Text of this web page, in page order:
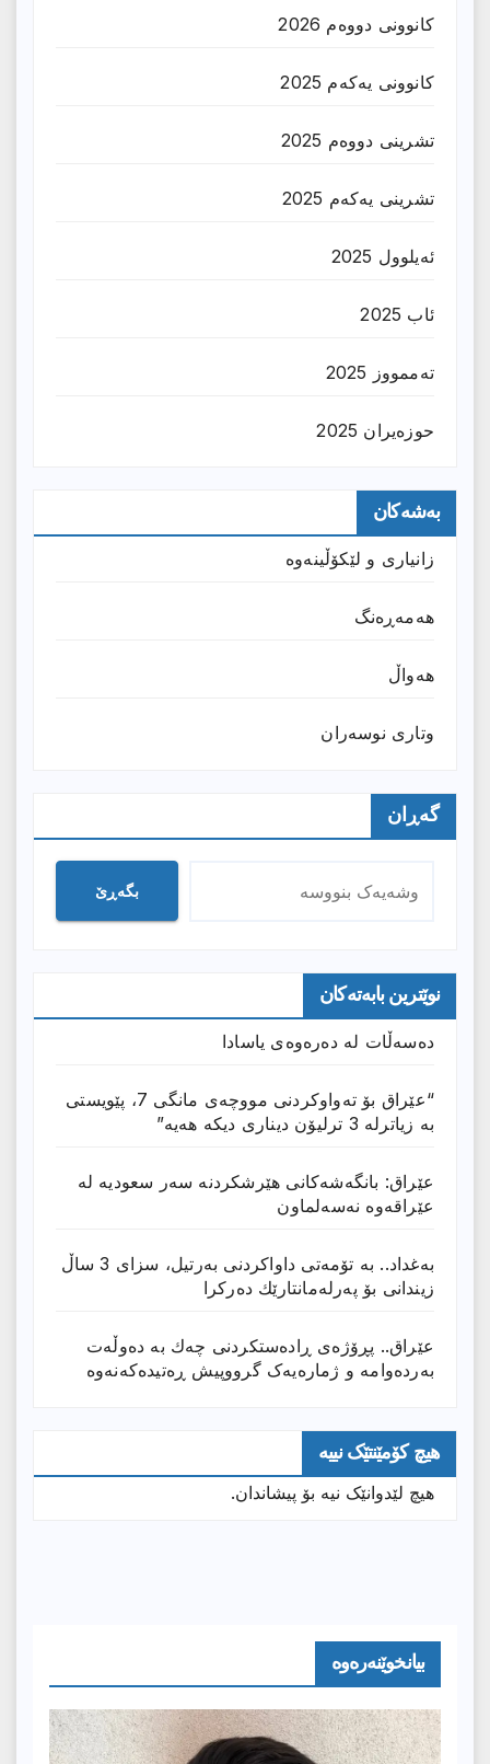
کانوونی دووەم 2026
کانوونی یەکەم 2025
تشرینی دووەم 2025
تشرینی یەکەم 2025
ئەیلوول 2025
ئاب 2025
تەممووز 2025
حوزه‌یران 2025
بەشەکان
زانیارى و لێکۆڵینەوە
هەمەڕەنگ
هەواڵ
وتارى نوسەران
گەڕان
بگەڕێ
نوێترین بابەتەکان
دەسەڵات لە دەرەوەی یاسادا
“عێراق بۆ تەواوکردنی مووچەی مانگى 7، پێویستی
بە زیاترلە 3 ترلیۆن دیناری دیکە هەیە”
عێراق: بانگەشەكانی هێرشكردنە سەر سعودیە لە
عێراقەوە نەسەلماون
بەغداد.. بە تۆمەتی داواكردنی بەرتیل، سزای 3 ساڵ
زیندانی بۆ پەرلەمانتارێك دەركرا
عێراق.. پڕۆژەی ڕادەستكردنی چەك بە دەوڵەت
بەردەوامە و ژمارەیەک گرووپیش ڕەتیدەکەنەوە
هیچ کۆمێنتێک نییە
هیچ لێدوانێک نیە بۆ پیشاندان.
بیانخوێنەرەوە